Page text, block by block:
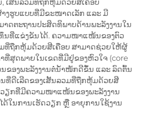
, ເສັ້ນລວມທີ່ຖືກຫຸ້ມດ້ວຍສີເຄືອບ
ງຮູບແບບທີ່ມີຂະໜາດເລັກ ແລະ ມີ
າດຕະຖານປະສິດທິພາບດ້ານພະລັງງານໃນ
ນທີ່ແຂ່ງຂັນໄດ້. ຄວາມໜາແໜ້ນຂອງຕົວ
ມທີ່ຖືກຫຸ້ມດ້ວຍສີເຄືອບ ສາມາດຊ່ວຍໃຫ້ຜູ້
ທີ່ສຸດພາຍໃນເຂດທີ່ມີຢູ່ຂອງຫົວໃຈ (core
ຂອງພະລັງງານຕໍ່ນ້ຳໜັກດີຂຶ້ນ ແລະ ລົດຕົ້ນ
ທີ່ດີເລີດຂອງເສັ້ນລວມທີ່ຖືກຫຸ້ມດ້ວຍສີ
ຽກທີ່ມີຄວາມໜາແໜ້ນຂອງພະລັງງານ
ດ້ໃນການເຮັດວຽກ ຫຼື ອາຍຸການໃຊ້ງານ